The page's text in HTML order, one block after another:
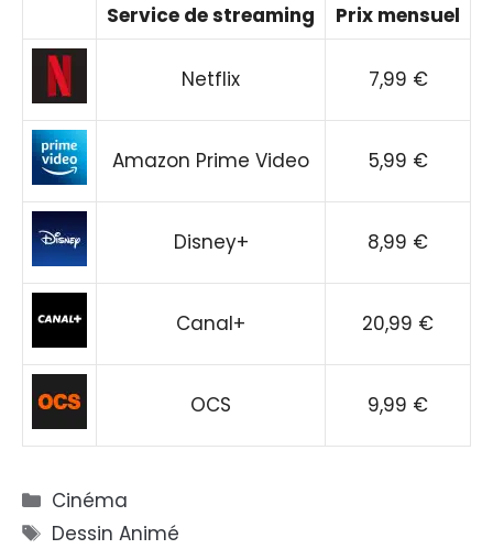
Service de streaming Prix mensuel
Netflix 7,99 €
Amazon Prime Video 5,99 €
Disney+ 8,99 €
Canal+ 20,99 €
OCS 9,99 €
Catégories
Cinéma
Étiquettes
Dessin Animé